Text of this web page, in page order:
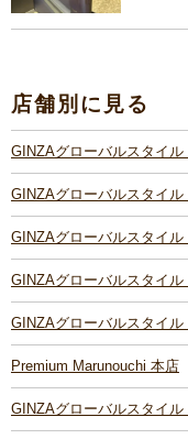
店舗別に見る
GINZAグローバルスタイ
GINZAグローバルスタイ
GINZAグローバルスタイ
GINZAグローバルスタイ
GINZAグローバルスタイル
Premium Marunouchi 本店
GINZAグローバルスタイ